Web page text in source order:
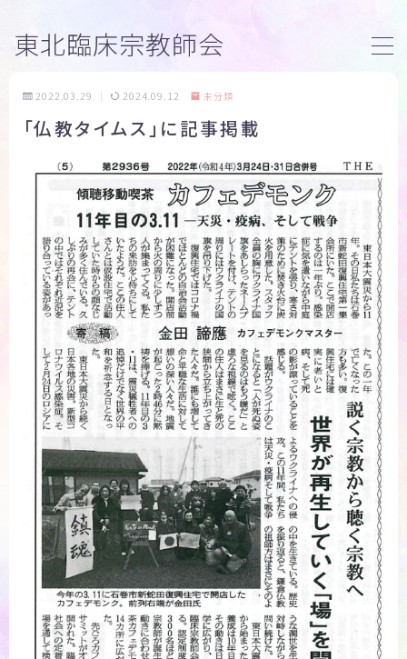
東北臨床宗教師会
トップページ
臨床宗教師研修
活動内容
ブログ
団体案内
お問い合わせ
2022.03.29 2024.09.12 未分類
「仏教タイムス」に記事掲載